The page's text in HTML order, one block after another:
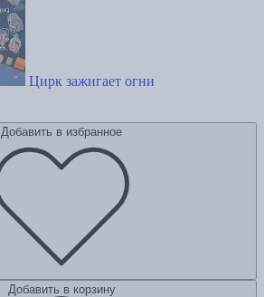
Цирк зажигает огни
Добавить в избранное
Добавить в корзину